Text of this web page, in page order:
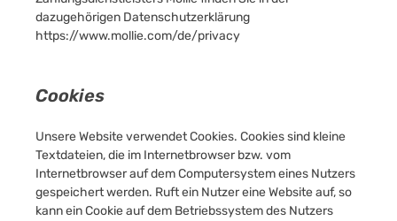
dazugehörigen Datenschutzerklärung
https://www.mollie.com/de/privacy
Cookies
Unsere Website verwendet Cookies. Cookies sind kleine
Textdateien, die im Internetbrowser bzw. vom
Internetbrowser auf dem Computersystem eines Nutzers
gespeichert werden. Ruft ein Nutzer eine Website auf, so
kann ein Cookie auf dem Betriebssystem des Nutzers